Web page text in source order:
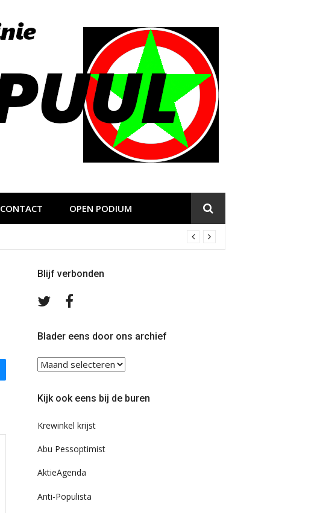
CONTACT OPEN PODIUM
Blijf verbonden
Volg
TwitterFacebook
Blader eens door ons archief
Blader
eens
ons
Kijk ook eens bij de buren
Krewinkel krijst
Abu Pessoptimist
AktieAgenda
Anti-Populista